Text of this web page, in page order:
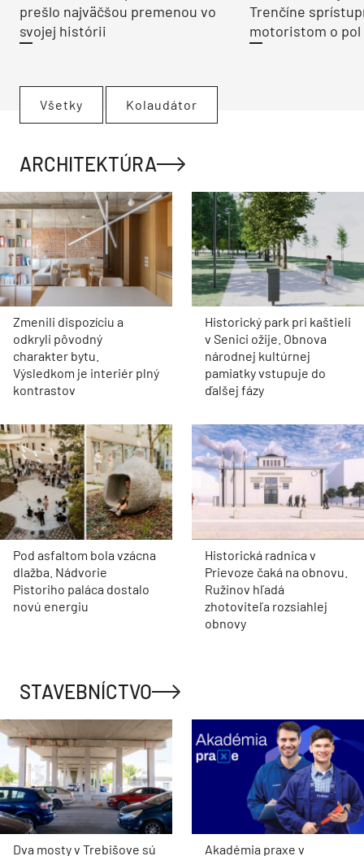
prešlo najväčšou premenou vo
svojej histórii
Trenčíne
motoristom o pol
Všetky Kolaudátor
ARCHITEKTÚRA
Zmenili dispozíciu a
odkryli pôvodný
charakter bytu.
Výsledkom je interiér plný
kontrastov
Historický park pri kaštieli
v Senici ožije. Obnova
národnej kultúrnej
pamiatky vstupuje do
ďalšej fázy
Pod asfaltom bola vzácna
dlažba. Nádvorie
Pistoriho paláca dostalo
novú energiu
Historická radnica v
Prievoze čaká na obnovu.
Ružinov hľadá
zhotoviteľa rozsiahlej
obnovy
STAVEBNÍCTVO
Dva mosty v Trebišove sú
Akadémia praxe v